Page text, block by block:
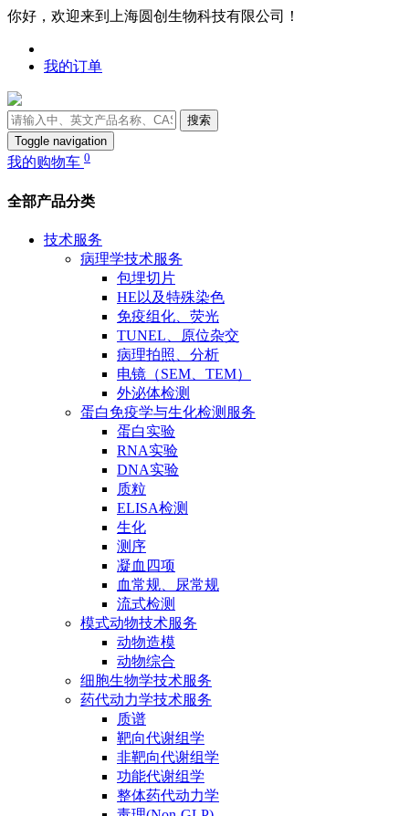
你好，欢迎来到上海圆创生物科技有限公司！
我的订单
搜索
Toggle navigation
我的购物车 0
全部产品分类
技术服务
病理学技术服务
包埋切片
HE以及特殊染色
免疫组化、荧光
TUNEL、原位杂交
病理拍照、分析
电镜（SEM、TEM）
外泌体检测
蛋白免疫学与生化检测服务
蛋白实验
RNA实验
DNA实验
质粒
ELISA检测
生化
测序
凝血四项
血常规、尿常规
流式检测
模式动物技术服务
动物造模
动物综合
细胞生物学技术服务
药代动力学技术服务
质谱
靶向代谢组学
非靶向代谢组学
功能代谢组学
整体药代动力学